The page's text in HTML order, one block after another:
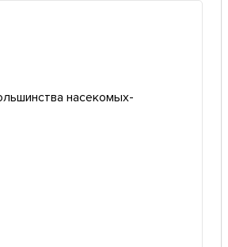
насекомых-